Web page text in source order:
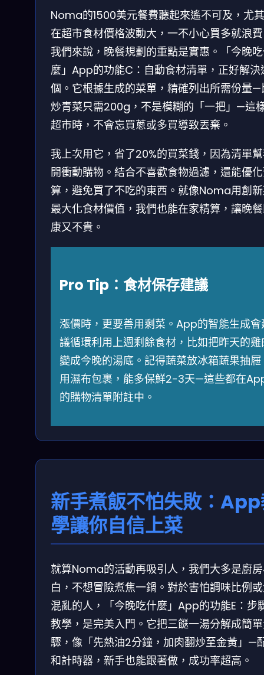
Noma的1500美元餐費聽起來遙不可及，尤
在超市食材價格波動大，一不小心買多就浪
我們來說，晚餐規劃的重點是實惠。「今晚
麼」App的功能C：自動食材清單，正好解決
個。它根據生成的菜單，精確列出所需份量—
炒青菜只需200g，不是模糊的「一把」—這
超市時，不會忘買蔥或多買導致丟棄。
我上次用它，省了20%的買菜錢，因為清單
開衝動購物。結合不喜歡食物過濾，還能優
算，避免買了不吃的東西。就像Noma用創
最大化食材價值，我們也能在家精算，讓晚
康又不貴。
Pro Tip：食材保存建議
漲價時，更要善用剩菜。App的智能生成會
議循環利用上週剩餘食材，比如把昨天的雞
變成今晚的湯底。記得蔬菜放冰箱蔬果抽屜
用濕布包裹，能多保鮮2-3天—這些都在
的購物清單附註中。
新手煮飯不怕失敗：
學讓你自信上菜
就算Noma的活動再吸引人，我們大多是廚
白，不想冒險煮焦一鍋。對於害怕調味比例
混亂的人，「今晚吃什麼」App的功能E：步
教學，是完美入門。它把三餸一湯分解成簡
驟，像「先熱油2分鐘，加肉翻炒至金黃」—
和計時器，新手也能跟著做，成功率超高。